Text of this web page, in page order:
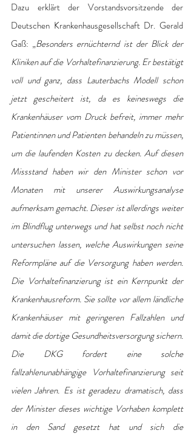
Dazu erklärt der Vorstandsvorsitzende der
Deutschen Krankenhausgesellschaft Dr. Gerald
Gaß: „Besonders ernüchternd ist der Blick der
Kliniken auf die Vorhaltefinanzierung. Er bestätigt
voll und ganz, dass Lauterbachs Modell schon
jetzt gescheitert ist, da es keineswegs die
Krankenhäuser vom Druck befreit, immer mehr
Patientinnen und Patienten behandeln zu müssen,
um die laufenden Kosten zu decken. Auf diesen
Missstand haben wir den Minister schon vor
Monaten mit unserer Auswirkungsanalyse
aufmerksam gemacht. Dieser ist allerdings weiter
im Blindflug unterwegs und hat selbst noch nicht
untersuchen lassen, welche Auswirkungen seine
Reformpläne auf die Versorgung haben werden.
Die Vorhaltefinanzierung ist ein Kernpunkt der
Krankenhausreform. Sie sollte vor allem ländliche
Krankenhäuser mit geringeren Fallzahlen und
damit die dortige Gesundheitsversorgung sichern.
Die DKG fordert eine solche
fallzahlenunabhängige Vorhaltefinanzierung seit
vielen Jahren. Es ist geradezu dramatisch, dass
der Minister dieses wichtige Vorhaben komplett
in den Sand gesetzt hat und sich die